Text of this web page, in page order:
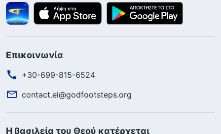
Επικοινωνία
+30-699-815-6524
contact.el@godfootsteps.org
Η βασιλεία του Θεού κατέρχεται